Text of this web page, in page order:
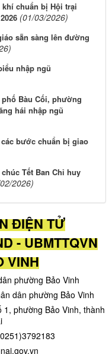
chuẩn bị Hội trại
(01/03/2026)
sẵn sàng lên đường
nhập ngũ
Bàu Cối, phường
hái nhập ngũ
bước chuẩn bị giao
Tết Ban Chỉ huy
2026)
ĐIỆN TỬ
- UBMTTQVN
VINH
phường Bảo Vinh
dân phường Bảo Vinh
phường Bảo Vinh, thành